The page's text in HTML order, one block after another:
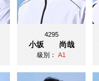
4295
小坂 尚哉
級別：A1